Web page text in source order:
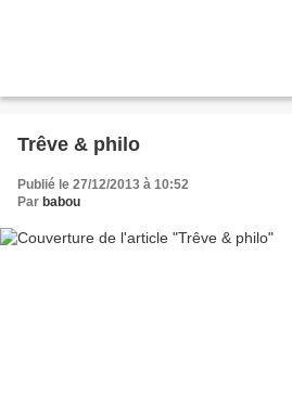
Trêve & philo
Publié le 27/12/2013 à 10:52
Par babou